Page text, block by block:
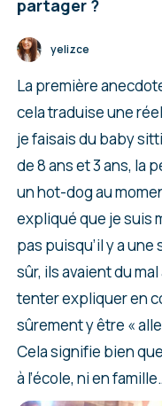
partager ?
yelizce
La première
cela traduise une
je faisais du baby
de 8 ans et 3 ans, la
un hot-dog au
expliqué que je suis
pas puisqu’il y a
sûr, ils avaient du
tenter expliquer en
sûrement y être «
Cela signifie bien
à l’école, ni en